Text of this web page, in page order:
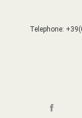
Telephone: